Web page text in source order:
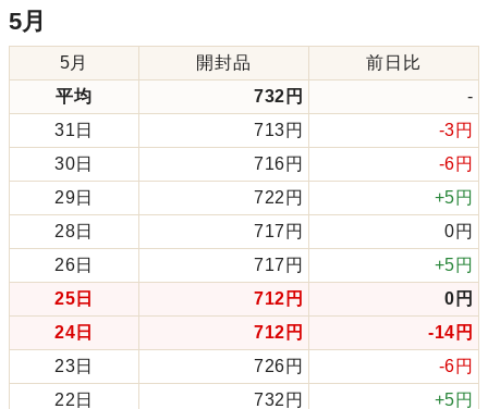
5月
5月 開封品
前日比
平均
732円
-
31日
713円
-3円
30日
716円
-6円
29日
722円
+5円
28日
717円
0円
26日
717円
+5円
25日
712円
0円
24日
712円
-14円
23日
726円
-6円
22日
732円
+5円